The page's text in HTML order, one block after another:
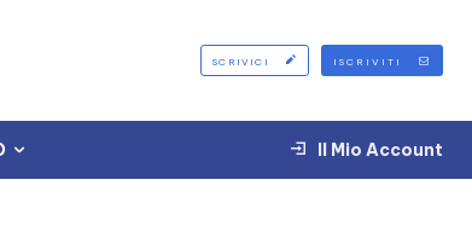
SCRIVICI ISCRIVITI
Il Mio Account